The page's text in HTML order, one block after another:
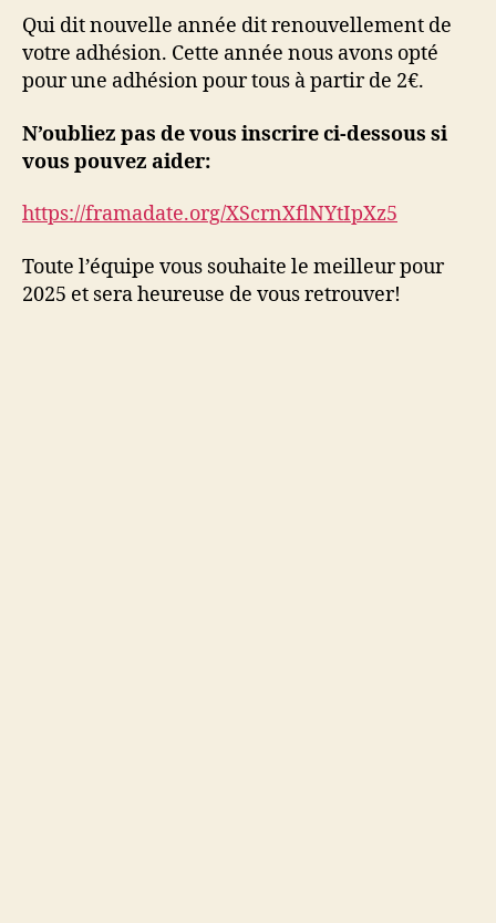
Qui dit nouvelle année dit renouvellement de
votre adhésion. Cette année nous avons opté
pour une adhésion pour tous à partir de 2€.
N’oubliez pas de vous inscrire ci-dessous si
vous pouvez aider:
https://framadate.org/XScrnXflNYtIpXz5
Toute l’équipe vous souhaite le meilleur pour
2025 et sera heureuse de vous retrouver!